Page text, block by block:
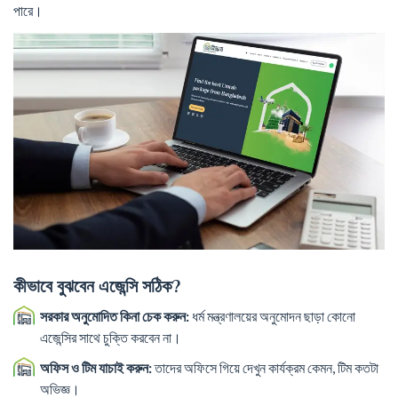
পারে।
কীভাবে বুঝবেন এজেন্সি সঠিক?
সরকার অনুমোদিত কিনা চেক করুন: ধর্ম মন্ত্রণালয়ের অনুমোদন ছাড়া কোনো
এজেন্সির সাথে চুক্তি করবেন না।
অফিস ও টিম যাচাই করুন:তাদের অফিসে গিয়ে দেখুন কার্যক্রম কেমন, টিম কতটা
অভিজ্ঞ।